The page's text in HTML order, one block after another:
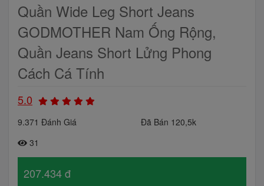
Quần Wide Leg Short Jeans
GODMOTHER Nam Ống Rộng,
Quần Jeans Short Lửng Phong
Cách Cá Tính
5.0
9.371 Đánh Giá
Đã Bán 120,5k
31
207.434 đ